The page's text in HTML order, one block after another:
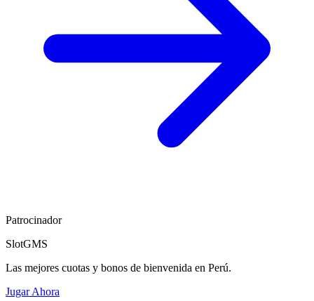
Patrocinador
SlotGMS
Las mejores cuotas y bonos de bienvenida en Perú.
Jugar Ahora